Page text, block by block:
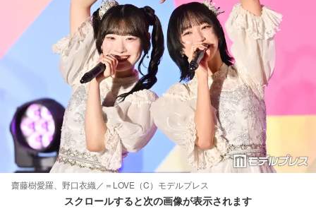
齋藤樹愛羅、野口衣織／＝LOVE（C）モデルプレス
スクロールすると次の画像が表示されます